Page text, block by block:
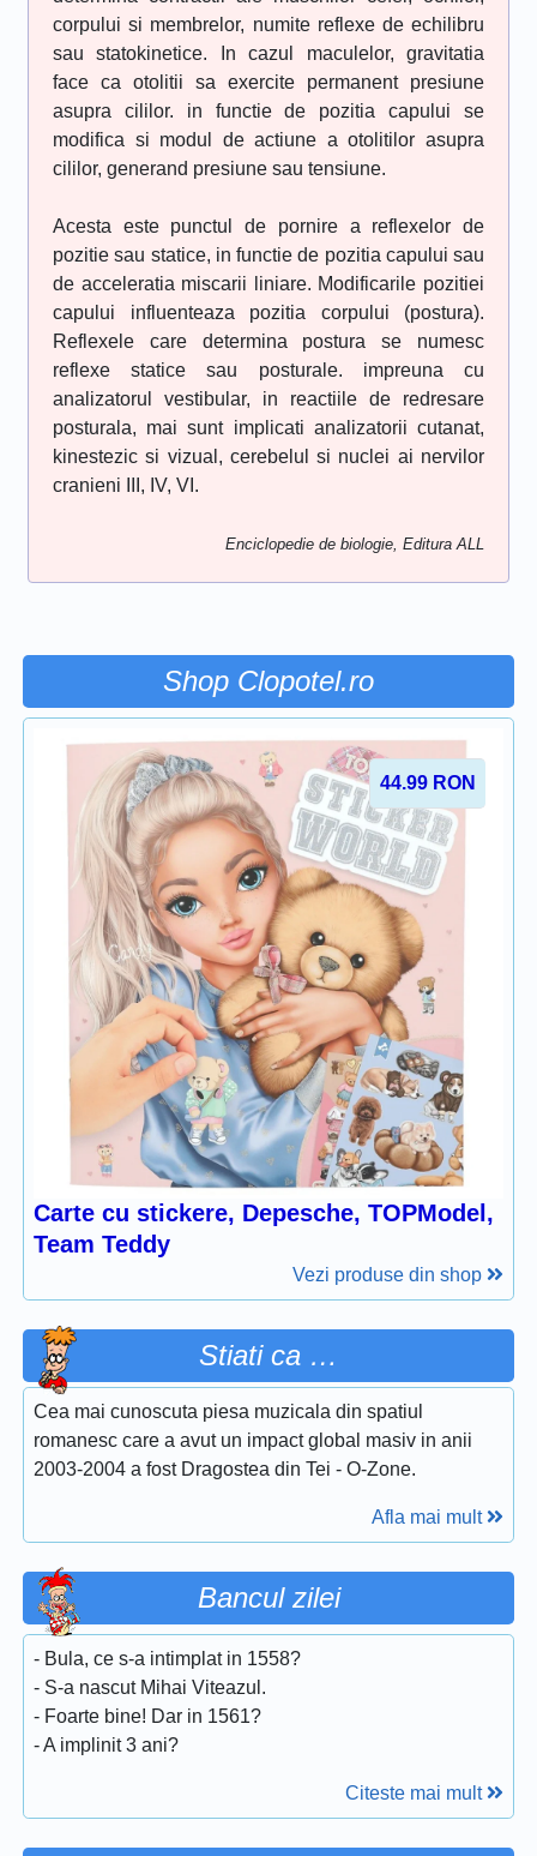
corpului si membrelor, numite reflexe de echilibru
sau statokinetice. In cazul maculelor, gravitatia
face ca otolitii sa exercite permanent presiune
asupra cililor. in functie de pozitia capului se
modifica si modul de actiune a otolitilor asupra
cililor, generand presiune sau tensiune.
Acesta este punctul de pornire a reflexelor de
pozitie sau statice, in functie de pozitia capului sau
de acceleratia miscarii liniare. Modificarile pozitiei
capului influenteaza pozitia corpului (postura).
Reflexele care determina postura se numesc
reflexe statice sau posturale. impreuna cu
analizatorul vestibular, in reactiile de redresare
posturala, mai sunt implicati analizatorii cutanat,
kinestezic si vizual, cerebelul si nuclei ai nervilor
cranieni III, IV, VI.
Enciclopedie de biologie, Editura ALL
Shop Clopotel.ro
44.99 RON
Carte cu stickere, Depesche, TOPModel,
Team Teddy
Vezi produse din shop
Stiati ca …
Cea mai cunoscuta piesa muzicala din spatiul
romanesc care a avut un impact global masiv in anii
2003-2004 a fost Dragostea din Tei - O-Zone.
Afla mai mult
Bancul zilei
- Bula, ce s-a intimplat in 1558?
- S-a nascut Mihai Viteazul.
- Foarte bine! Dar in 1561?
- A implinit 3 ani?
Citeste mai mult